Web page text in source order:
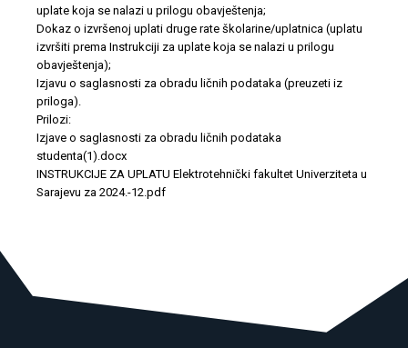
uplate koja se nalazi u prilogu obavještenja;
Dokaz o izvršenoj uplati druge rate školarine/uplatnica (uplatu
izvršiti prema Instrukciji za uplate koja se nalazi u prilogu
obavještenja);
Izjavu o saglasnosti za obradu ličnih podataka (preuzeti iz
priloga).
Prilozi:
Izjave o saglasnosti za obradu ličnih podataka
studenta(1).docx
INSTRUKCIJE ZA UPLATU Elektrotehnički fakultet Univerziteta u
Sarajevu za 2024.-12.pdf